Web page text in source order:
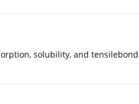
solubility, and